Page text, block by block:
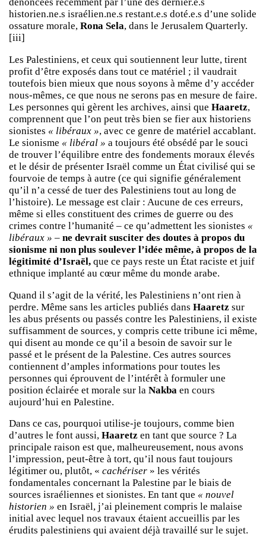
historien.ne.s israélien.ne.s restant.e.s doté.e.s d’une solide
ossature morale, Rona Sela, dans le Jerusalem Quarterly.
[iii]
Les Palestiniens, et ceux qui soutiennent leur lutte, tirent
profit d’être exposés dans tout ce matériel ; il vaudrait
toutefois bien mieux que nous soyons à même d’y accéder
nous-mêmes, ce que nous ne serons pas en mesure de faire.
Les personnes qui gèrent les archives, ainsi que Haaretz,
comprennent que l’on peut très bien se fier aux historiens
sionistes « libéraux », avec ce genre de matériel accablant.
Le sionisme « libéral » a toujours été obsédé par le souci
de trouver l’équilibre entre des fondements moraux élevés
et le désir de présenter Israël comme un État civilisé qui se
fourvoie de temps à autre (ce qui signifie généralement
qu’il n’a cessé de tuer des Palestiniens tout au long de
l’histoire). Le message est clair : Aucune de ces erreurs,
même si elles constituent des crimes de guerre ou des
crimes contre l’humanité – ce qu’admettent les sionistes «
libéraux » – ne devrait susciter des doutes à propos du
sionisme ni non plus soulever l’idée même, à propos de la
légitimité d’Israël, que ce pays reste un État raciste et juif
ethnique implanté au cœur même du monde arabe.
Quand il s’agit de la vérité, les Palestiniens n’ont rien à
perdre. Même sans les articles publiés dans Haaretz sur
les abus présents ou passés contre les Palestiniens, il existe
suffisamment de sources, y compris cette tribune ici même,
qui disent au monde ce qu’il a besoin de savoir sur le
passé et le présent de la Palestine. Ces autres sources
contiennent d’amples informations pour toutes les
personnes qui éprouvent de l’intérêt à formuler une
position éclairée et morale sur la Nakba en cours
aujourd’hui en Palestine.
Dans ce cas, pourquoi utilise-je toujours, comme bien
d’autres le font aussi, Haaretz en tant que source ? La
principale raison est que, malheureusement, nous avons
l’impression, peut-être à tort, qu’il nous faut toujours
légitimer ou, plutôt, « cachériser » les vérités
fondamentales concernant la Palestine par le biais de
sources israéliennes et sionistes. En tant que « nouvel
historien » en Israël, j’ai pleinement compris le malaise
initial avec lequel nos travaux étaient accueillis par les
érudits palestiniens qui avaient déjà travaillé sur le sujet.